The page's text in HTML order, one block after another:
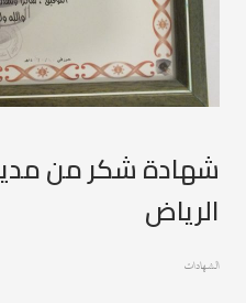
شهادة شكر من
الرياض
الشهادات